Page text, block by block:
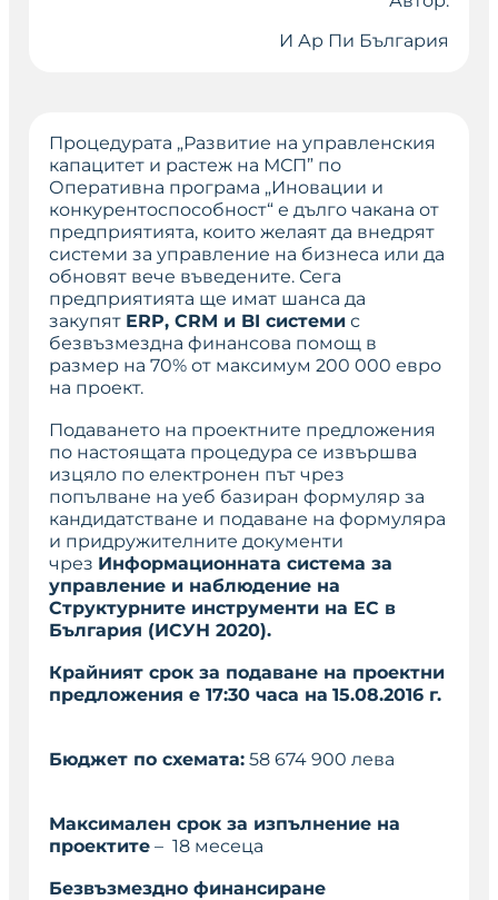
И Ар Пи България
Процедурата „Развитие на управленския
капацитет и растеж на МСП” по
Оперативна програма „Иновации и
конкурентоспособност“ е дълго чакана от
предприятията, които желаят да внедрят
системи за управление на бизнеса или да
обновят вече въведените. Сега
предприятията ще имат шанса да
закупят ERP, CRM и BI системи с
безвъзмездна финансова помощ в
размер на 70% от максимум 200 000 евро
на проект.
Подаването на проектните предложения
по настоящата процедура се извършва
изцяло по електронен път чрез
попълване на уеб базиран формуляр за
кандидатстване и подаване на формуляра
и придружителните документи
чрез Информационната система за
управление и наблюдение на
Структурните инструменти на ЕС в
България (ИСУН 2020).
Крайният срок за подаване на проектни
предложения е 17:30 часа на 15.08.2016 г.
Бюджет по схемата: 58 674 900 лева
Максимален срок за изпълнение на
проектите – 18 месеца
Безвъзмездно финансиране